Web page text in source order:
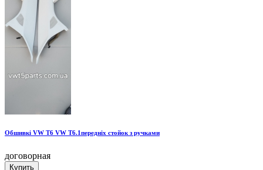
Обшивкі VW T6 VW T6.1передніх стойок з ручками
договорная